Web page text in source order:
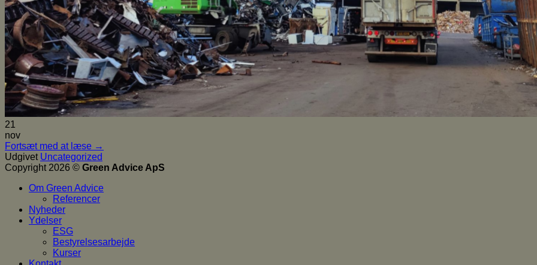
21
nov
Fortsæt med at læse →
Udgivet Uncategorized
Copyright 2026 © Green Advice ApS
Om Green Advice
Referencer
Nyheder
Ydelser
ESG
Bestyrelsesarbejde
Kurser